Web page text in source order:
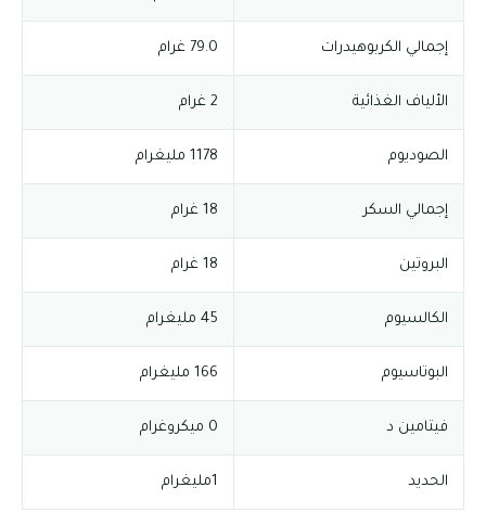
إجمالي الكربوهيدرات 79.0 غرام
الألياف الغذائية 2 غرام
الصوديوم 1178 مليغرام
إجمالي السكر 18 غرام
البروتين 18 غرام
الكالسيوم 45 مليغرام
البوتاسيوم 166 مليغرام
فيتامين د 0 ميكروغرام
الحديد 1مليغرام